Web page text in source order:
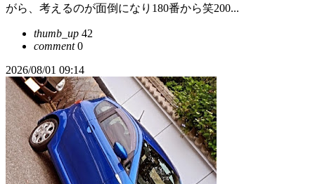
がら、考えるのが面倒になり180番から笑200...
thumb_up 42
comment0
2026/08/01 09:14